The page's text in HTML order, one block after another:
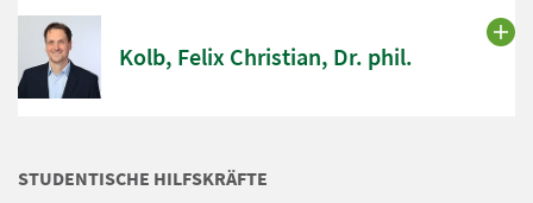
Kolb, Felix Christian, Dr. phil.
STUDENTISCHE HILFSKRÄFTE